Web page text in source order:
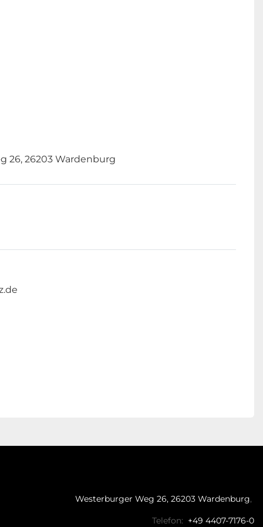
26, 26203 Wardenburg
Westerburger Weg 26, 26203 Wardenburg
Telefon: +49 4407-7176-0